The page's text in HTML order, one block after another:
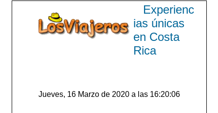
Experienc
ias únicas
en Costa
Rica
Jueves, 16 Marzo de 2020 a las 16:20:06